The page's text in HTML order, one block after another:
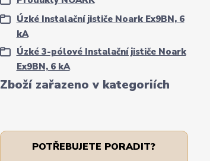
Zboží zařazeno v kategoriích
Úzké Instalační jističe Noark Ex9BN, 6
kA
Úzké 3-pólové Instalační jističe Noark
Ex9BN, 6 kA
POTŘEBUJETE PORADIT?